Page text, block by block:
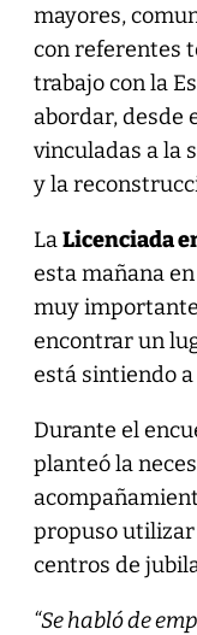
mayores,
con referentes
trabajo con la
abordar, desde
vinculadas a la
y la
LaLicenciada
esta mañana
muy
encontrar un
está sintiendo
Durante el
planteó la
propuso utilizar
centros de
“Se habló de